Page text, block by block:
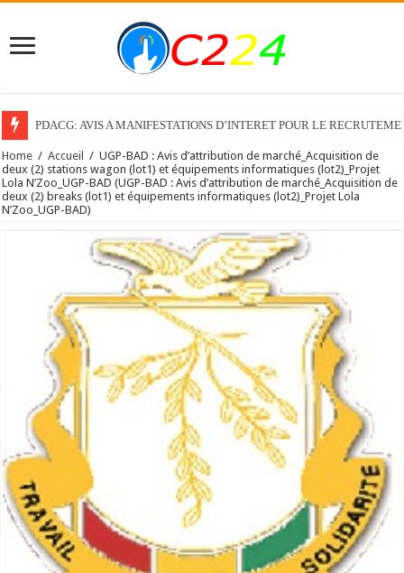
PDACG: AVIS A MANIFESTATIONS D’INTERET POUR LE
Home / Accueil / UGP-BAD : Avis d’attribution de marché_Acquisition de
deux (2) stations wagon (lot1) et équipements informatiques (lot2)_Projet
Lola N’Zoo_UGP-BAD (UGP-BAD : Avis d’attribution de marché_Acquisition de
deux (2) breaks (lot1) et équipements informatiques (lot2)_Projet Lola
N’Zoo_UGP-BAD)